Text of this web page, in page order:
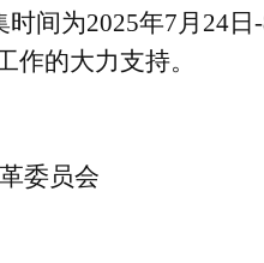
间为2025年7月24日
的大力支持。
委员会